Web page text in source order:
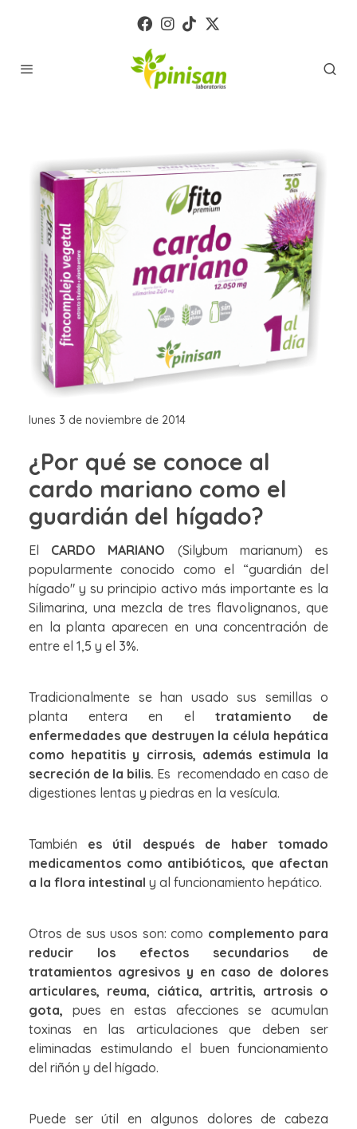
lunes 3 de noviembre de 2014
¿Por qué se conoce al
cardo mariano como el
guardián del hígado?
El CARDO MARIANO (Silybum marianum) es
popularmente conocido como el “guardián del
hígado" y su principio activo más importante es la
Silimarina, una mezcla de tres flavolignanos, que
en la planta aparecen en una concentración de
entre el 1,5 y el 3%.
Tradicionalmente se han usado sus semillas o
planta entera en el tratamiento de
enfermedades que destruyen la célula hepática
como hepatitis y cirrosis, además estimula la
secreción de la bilis. Es recomendado en caso de
digestiones lentas y piedras en la vesícula.
También es útil después de haber tomado
medicamentos como antibióticos, que afectan
a la flora intestinal y al funcionamiento hepático.
Otros de sus usos son: como complemento para
reducir los efectos secundarios de
tratamientos agresivos y en caso de dolores
articulares, reuma, ciática, artritis, artrosis o
gota, pues en estas afecciones se acumulan
toxinas en las articulaciones que deben ser
eliminadas estimulando el buen funcionamiento
del riñón y del hígado.
Puede ser útil en algunos dolores de cabeza